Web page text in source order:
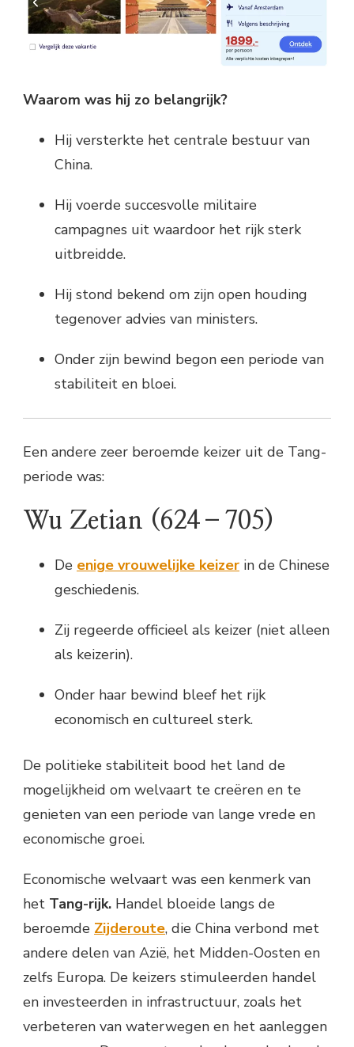
Waarom was hij zo belangrijk?
Hij versterkte het centrale bestuur van
China.
Hij voerde succesvolle militaire
campagnes uit waardoor het rijk sterk
uitbreidde.
Hij stond bekend om zijn open houding
tegenover advies van ministers.
Onder zijn bewind begon een periode van
stabiliteit en bloei.
Een andere zeer beroemde keizer uit de Tang-
periode was:
Wu Zetian (624–705)
De enige vrouwelijke keizer in de Chinese
geschiedenis.
Zij regeerde officieel als keizer (niet alleen
als keizerin).
Onder haar bewind bleef het rijk
economisch en cultureel sterk.
De politieke stabiliteit bood het land de
mogelijkheid om welvaart te creëren en te
genieten van een periode van lange vrede en
economische groei.
Economische welvaart was een kenmerk van
het Tang-rijk. Handel bloeide langs de
beroemde Zijderoute, die China verbond met
andere delen van Azië, het Midden-Oosten en
zelfs Europa. De keizers stimuleerden handel
en investeerden in infrastructuur, zoals het
verbeteren van waterwegen en het aanleggen